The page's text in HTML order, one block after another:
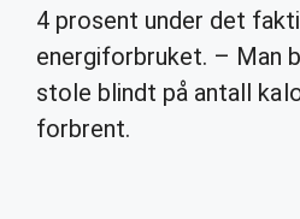
4 prosent under det
energiforbruket. – Man
stole blindt på antall
forbrent.